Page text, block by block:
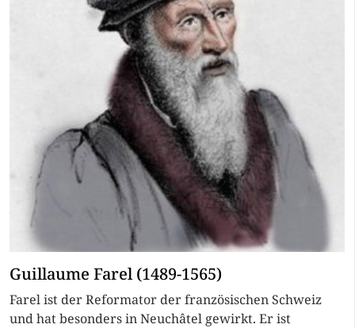
Guillaume Farel (1489-1565)
Farel ist der Reformator der französischen Schweiz
und hat besonders in Neuchâtel gewirkt. Er ist